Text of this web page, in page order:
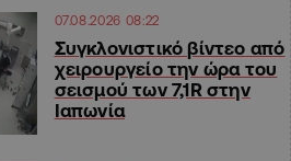
07.08.2026 08:22
Συγκλονιστικό βίντεο από
χειρουργείο την ώρα του
σεισμού των 7,1R στην
Ιαπωνία